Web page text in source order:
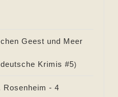
Geest und Meer
Krimis #5)
Rosenheim - 4